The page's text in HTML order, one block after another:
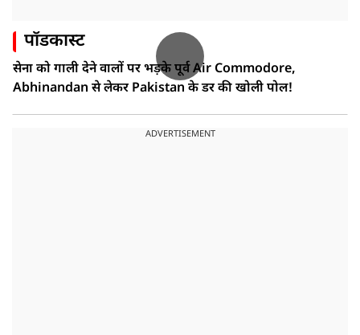
पॉडकास्ट
सेना को गाली देने वालों पर भड़के पूर्व Air Commodore,
Abhinandan से लेकर Pakistan के डर की खोली पोल!
ADVERTISEMENT